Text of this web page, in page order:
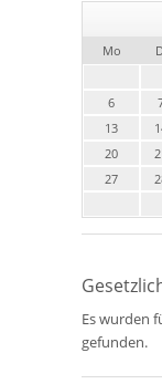
Mo
6
13
20
27
Es wurden
gefunden.